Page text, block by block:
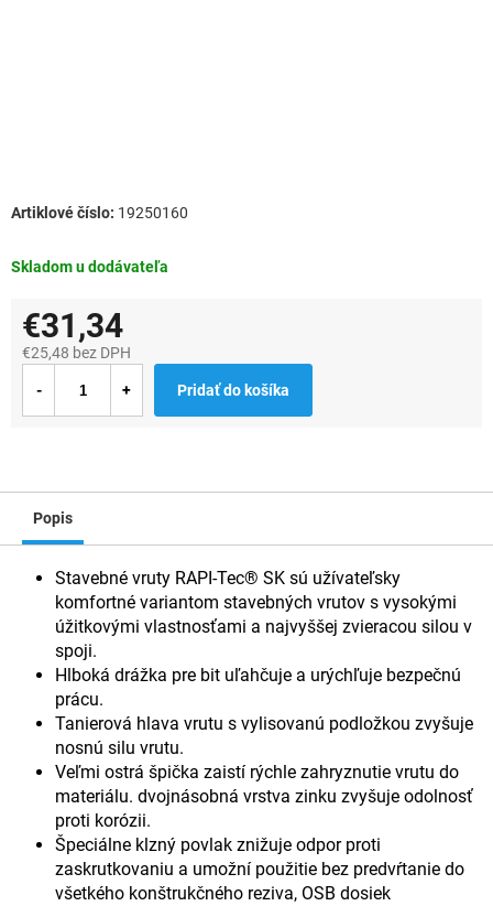
Skladom u dodávateľa
19250160
€31,34
€25,48 bez DPH
cena:
Pridať do košíka
Popis
Stavebné vruty RAPI-Tec® SK sú užívateľsky
komfortné variantom stavebných vrutov s vysokými
úžitkovými vlastnosťami a najvyššej zvieracou silou v
spoji.
Hlboká drážka pre bit uľahčuje a urýchľuje bezpečnú
prácu.
Tanierová hlava vrutu s vylisovanú podložkou zvyšuje
nosnú silu vrutu.
Veľmi ostrá špička zaistí rýchle zahryznutie vrutu do
materiálu. dvojnásobná vrstva zinku zvyšuje odolnosť
proti korózii.
Špeciálne klzný povlak znižuje odpor proti
zaskrutkovaniu a umožní použitie bez predvŕtanie do
všetkého konštrukčného reziva, OSB dosiek